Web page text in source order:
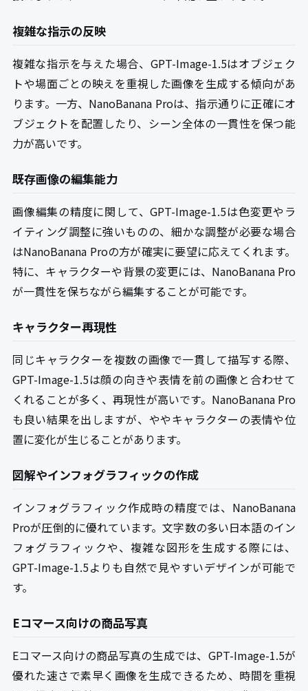
複雑な指示の反映
複雑な指示を与えた場合、GPT-Image-1.5はオブジェク
トや場面ごとの映えを重視した画像を生成する傾向があ
ります。一方、NanoBanana Proは、指示通りに正確にオ
ブジェクトを配置したり、シーン全体の一貫性を保つ能
力が高いです。
既存画像の編集能力
画像編集の精度に関して、GPT-Image-1.5は色変更やラ
イティング調整に強いものの、細かな調整が必要な場合
はNanoBanana Proの方が確実に要望に応えてくれます。
特に、キャラクターや背景の変更には、NanoBanana Pro
が一貫性を保ちながら編集することが可能です。
キャラクター再現性
同じキャラクターを複数の画像で一貫して描写する際、
GPT-Image-1.5は顔の向きや表情を前の画像と合わせて
くれることが多く、再現性が高いです。NanoBanana Pro
も良い結果を出しますが、ややキャラクターの表情や位
置に変化が生じることがあります。
図解やインフォグラフィックの作成
インフォグラフィック作成時の精度では、NanoBanana
Proが圧倒的に優れています。文字数の多い日本語のイン
フォグラフィックや、複雑な図形を生成する際には、
GPT-Image-1.5よりも自然で見やすいデザインが可能で
す。
Eコマース向けの商品写真
Eコマース向けの商品写真の生成では、GPT-Image-1.5が
優れた速さで素早く画像を生成できるため、時間を重視